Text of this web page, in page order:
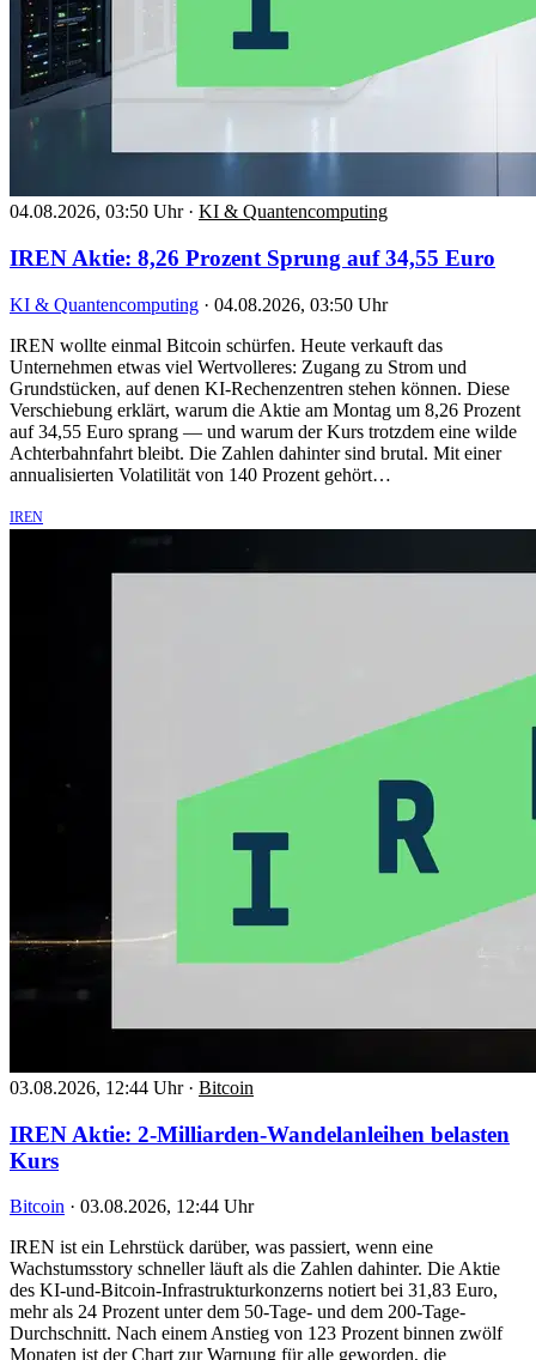
04.08.2026, 03:50 Uhr · KI & Quantencomputing
IREN Aktie: 8,26 Prozent Sprung auf 34,55 Euro
KI & Quantencomputing · 04.08.2026, 03:50 Uhr
IREN wollte einmal Bitcoin schürfen. Heute verkauft das
Unternehmen etwas viel Wertvolleres: Zugang zu Strom und
Grundstücken, auf denen KI-Rechenzentren stehen können. Diese
Verschiebung erklärt, warum die Aktie am Montag um 8,26 Prozent
auf 34,55 Euro sprang — und warum der Kurs trotzdem eine wilde
Achterbahnfahrt bleibt. Die Zahlen dahinter sind brutal. Mit einer
annualisierten Volatilität von 140 Prozent gehört…
IREN
03.08.2026, 12:44 Uhr · Bitcoin
IREN Aktie: 2-Milliarden-Wandelanleihen belasten
Kurs
Bitcoin · 03.08.2026, 12:44 Uhr
IREN ist ein Lehrstück darüber, was passiert, wenn eine
Wachstumsstory schneller läuft als die Zahlen dahinter. Die Aktie
des KI-und-Bitcoin-Infrastrukturkonzerns notiert bei 31,83 Euro,
mehr als 24 Prozent unter dem 50-Tage- und dem 200-Tage-
Durchschnitt. Nach einem Anstieg von 123 Prozent binnen zwölf
Monaten ist der Chart zur Warnung für alle geworden, die